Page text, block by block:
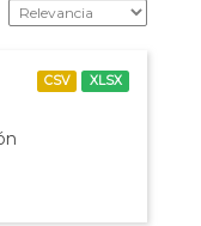
CSV XLSX